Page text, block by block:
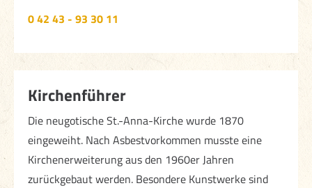
0 42 43 - 93 30 11
Kirchenführer
Die neugotische St.-Anna-Kirche wurde 1870
eingeweiht. Nach Asbestvorkommen musste eine
Kirchenerweiterung aus den 1960er Jahren
zurückgebaut werden. Besondere Kunstwerke sind